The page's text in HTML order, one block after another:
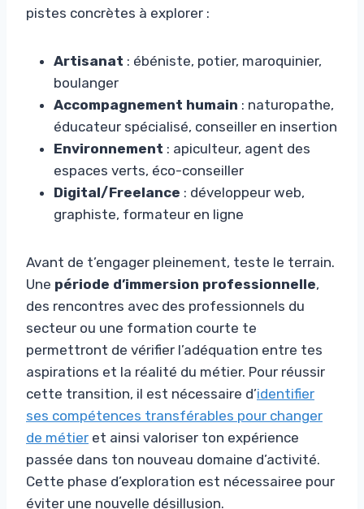
pistes concrètes à explorer :
Artisanat : ébéniste, potier, maroquinier,
boulanger
Accompagnement humain : naturopathe,
éducateur spécialisé, conseiller en insertion
Environnement : apiculteur, agent des
espaces verts, éco-conseiller
Digital/Freelance : développeur web,
graphiste, formateur en ligne
Avant de t’engager pleinement, teste le terrain.
Une période d’immersion professionnelle,
des rencontres avec des professionnels du
secteur ou une formation courte te
permettront de vérifier l’adéquation entre tes
aspirations et la réalité du métier. Pour réussir
cette transition, il est nécessaire d’identifier
ses compétences transférables pour changer
de métier et ainsi valoriser ton expérience
passée dans ton nouveau domaine d’activité.
Cette phase d’exploration est nécessairee pour
éviter une nouvelle désillusion.